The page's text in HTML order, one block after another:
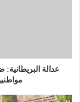
الشديد ما تعرض له
تنكيل و ضرب مبرح
تعنيف نشطاء
أهله الى سجن
المغربية.
إننا في مكتب
وروابط الجالية
عدالة